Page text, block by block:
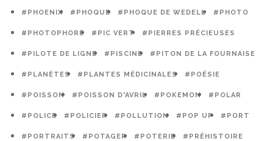
#PHOENIX #PHOQUE #PHOQUE DE WEDELL #PHOTO
#PHOTOPHORE #PIC VERT #PIERRES PRÉCIEUSES
#PILOTE DE LIGNE #PISCINE #PITON DE LA FOURNAISE
#PLANÈTES #PLANTES MÉDICINALES #POÉSIE
#POISSON #POISSON D'AVRIL #POKEMON #POLAR
#POLICE #POLICIER #POLLUTION #POP UP #PORT
#PORTRAITS #POTAGER #POTERIE #PRÉHISTOIRE